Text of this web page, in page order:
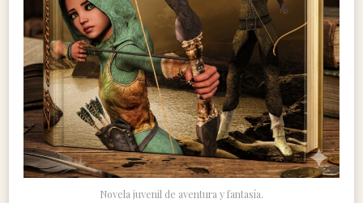
Novela juvenil de aventura y fantasía.